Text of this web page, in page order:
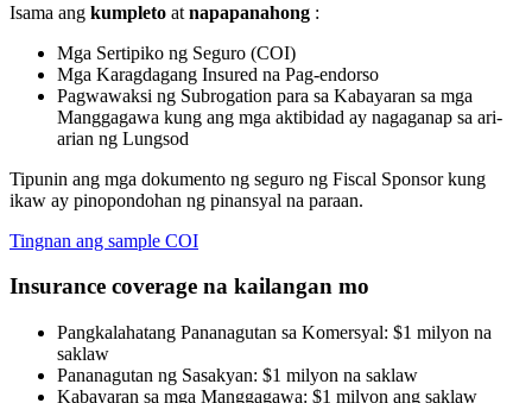
Isama ang kumpleto at napapanahong :
Mga Sertipiko ng Seguro (COI)
Mga Karagdagang Insured na Pag-endorso
Pagwawaksi ng Subrogation para sa Kabayaran sa mga
Manggagawa kung ang mga aktibidad ay nagaganap sa ari-
arian ng Lungsod
Tipunin ang mga dokumento ng seguro ng Fiscal Sponsor kung
ikaw ay pinopondohan ng pinansyal na paraan.
Tingnan ang sample COI
Insurance coverage na kailangan mo
Pangkalahatang Pananagutan sa Komersyal: $1 milyon na
saklaw
Pananagutan ng Sasakyan: $1 milyon na saklaw
Kabayaran sa mga Manggagawa: $1 milyon ang saklaw